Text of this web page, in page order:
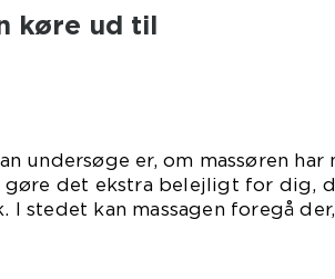
køre ud til
undersøge er, om massøren
gøre det ekstra belejligt for dig,
I stedet kan massagen foregå